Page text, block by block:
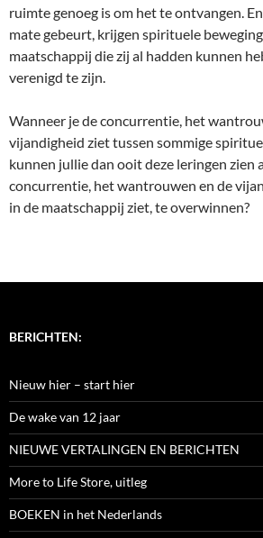
ruimte genoeg is om het te ontvangen.
mate gebeurt, krijgen spirituele
maatschappij die zij al hadden kunnen
verenigd te zijn.
Wanneer je de concurrentie, het
vijandigheid ziet tussen sommige
kunnen jullie dan ooit deze leringen zien
concurrentie, het wantrouwen en de
in de maatschappij ziet, te overwinnen?
BERICHTEN:
Nieuw hier – start hier
De wake van 12 jaar
NIEUWE VERTALINGEN EN BERICHTEN
More to Life Store, uitleg
BOEKEN in het Nederlands